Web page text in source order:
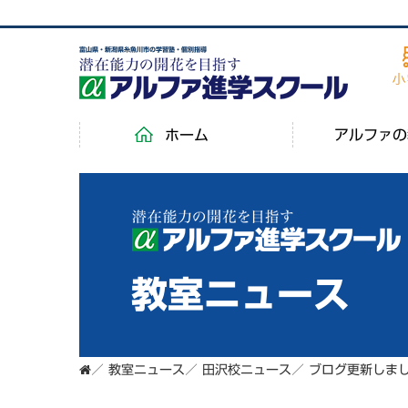
富山県・新潟県糸魚川市の学習塾・個別指導
ホーム アルファ
教室ニュース
／ 教室ニュース ／ 田沢校ニュース ／ ブログ更新しま